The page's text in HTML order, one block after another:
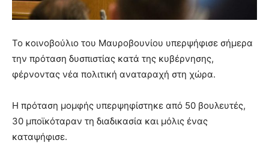
Το κοινοβούλιο του Μαυροβουνίου υπερψήφισε σήμερα
την πρόταση δυσπιστίας κατά της κυβέρνησης,
φέρνοντας νέα πολιτική αναταραχή στη χώρα.
Η πρόταση μομφής υπερψηφίστηκε από 50 βουλευτές,
30 μποϊκόταραν τη διαδικασία και μόλις ένας
καταψήφισε.